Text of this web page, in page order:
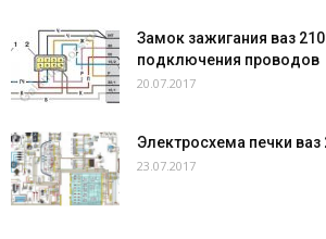
Замок зажигания ваз
подключения проводов
20.07.2017
Электросхема печки ваз
23.07.2017